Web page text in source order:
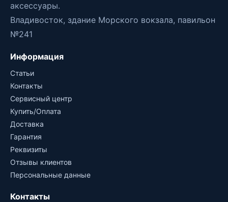
аксессуары.
Владивосток, здание Морского вокзала, павильон
№241
Информация
Статьи
Контакты
Сервисный центр
Купить/Оплата
Доставка
Гарантия
Реквизиты
Отзывы клиентов
Персональные данные
Контакты